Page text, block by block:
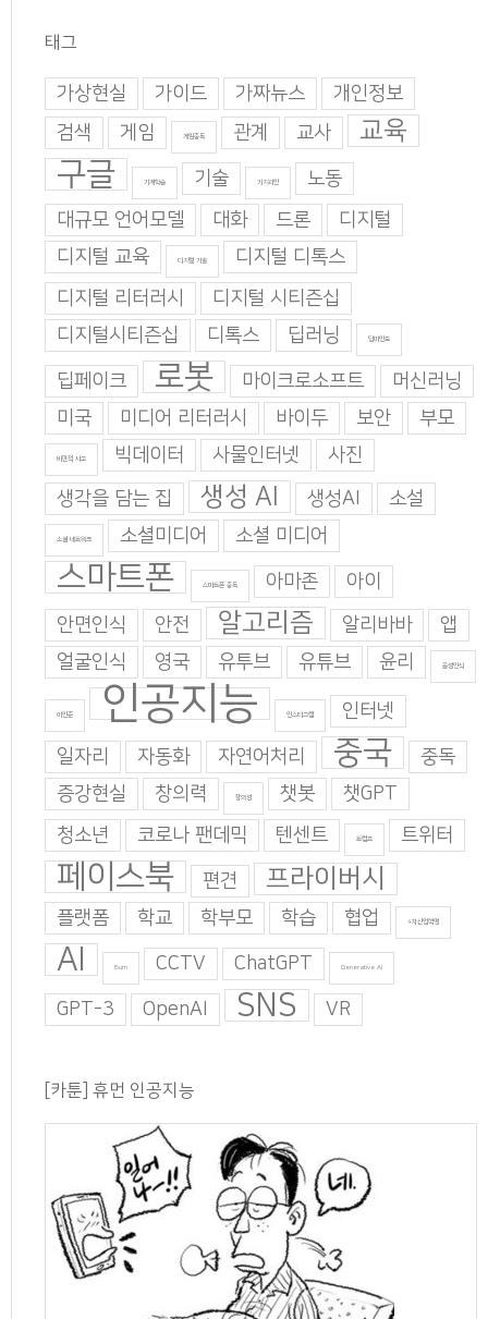
태그
가상현실 가이드 가짜뉴스
개인정보
검색
게임 게임중독 관계 교사 교육
구글 기계학습 기술 기지과인
노동
대규모 언어모델
대화 드론
디지털
디지털 교육
디지털 기술
디지털 디톡스
디지털 리터러시
디지털 시티즌십
디지털시티즌십
디톡스 딥러닝 딥마인드
딥페이크 로봇 마이크로소프트
머신러닝
미국
미디어 리터러시 바이두 보안 부모
비판적 사고 빅데이터 사물인터넷
사진
생각을 담는 집
생성 AI 생성AI 소설
소셜 네트워크 소셜미디어 소셜 미디어
스마트폰 스마트폰 중독 아마존
아이
안면인식
안전 알고리즘 알리바바
앱
얼굴인식
영국 유투브 유튜브 윤리 음성인식
이인준 인공지능 인스타그램 인터넷
일자리 자동화 자연어처리 중국
중독
증강현실
창의력 창의성 챗봇
챗GPT
청소년
코로나 팬데믹 텐센트 트럼프 트위터
페이스북 편견 프라이버시
플랫폼 학교 학부모 학습 협업 4차산업혁명
AI Burn CCTV ChatGPT Generative AI
GPT-3 OpenAI SNS VR
[카툰] 휴먼 인공지능